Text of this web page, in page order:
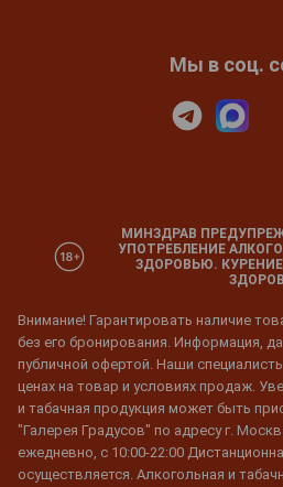
Мы в соц.
МИНЗДРАВ
УПОТРЕБЛЕНИЕ
ЗДОРОВЬЮ.
Внимание! Гарантировать наличие
без его бронирования. Информация,
публичной офертой. Наши
ценах на товар и условиях продаж.
и табачная продукция может быть
"Галерея Градусов" по адресу г.
ежедневно, с 10:00-22:00
осуществляется. Алкогольная и